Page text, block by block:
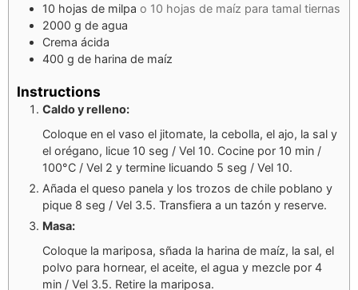
10 hojas de milpa o 10 hojas de maíz para tamal tiernas
2000 g de agua
Crema ácida
400 g de harina de maíz
Instructions
Caldo y relleno:
Coloque en el vaso el jitomate, la cebolla, el ajo, la sal y
el orégano, licue 10 seg / Vel 10. Cocine por 10 min /
100°C / Vel 2 y termine licuando 5 seg / Vel 10.
Añada el queso panela y los trozos de chile poblano y
pique 8 seg / Vel 3.5. Transfiera a un tazón y reserve.
Masa:
Coloque la mariposa, sñada la harina de maíz, la sal, el
polvo para hornear, el aceite, el agua y mezcle por 4
min / Vel 3.5. Retire la mariposa.